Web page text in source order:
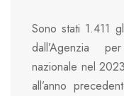
Sono stati 1.411
dall’Agenzia
nazionale nel
all’anno